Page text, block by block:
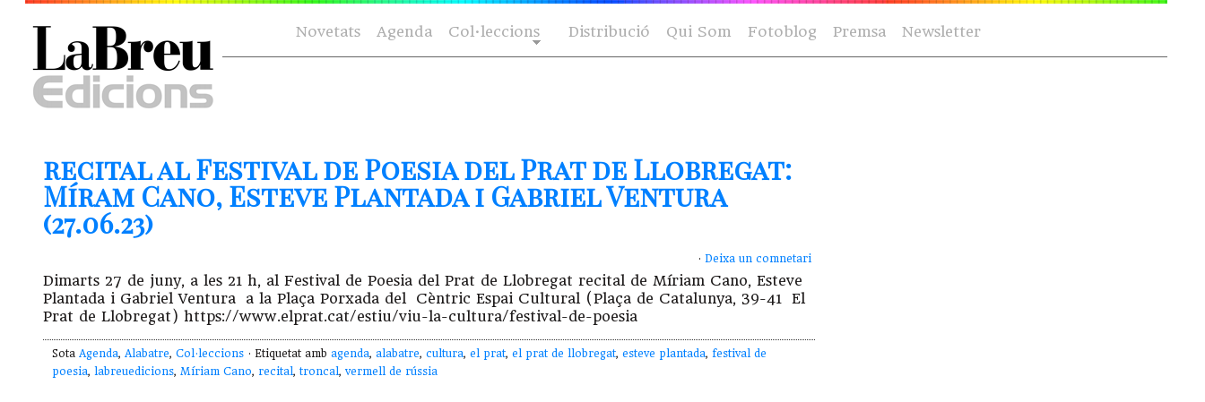
Novetats Agenda Col·leccions Distribució Qui Som Fotoblog Premsa Newsletter
recital al Festival de Poesia del Prat de Llobregat:
Míram Cano, Esteve Plantada i Gabriel Ventura
(27.06.23)
· Deixa un comnetari
Dimarts 27 de juny, a les 21 h, al Festival de Poesia del Prat de Llobregat recital de Míriam Cano, Esteve
Plantada i Gabriel Ventura a la Plaça Porxada del Cèntric Espai Cultural (Plaça de Catalunya, 39-41 El
Prat de Llobregat) https://www.elprat.cat/estiu/viu-la-cultura/festival-de-poesia
Sota Agenda, Alabatre, Col·leccions · Etiquetat amb agenda, alabatre, cultura, el prat, el prat de llobregat, esteve plantada, festival de
poesia, labreuedicions, Míriam Cano, recital, troncal, vermell de rússia